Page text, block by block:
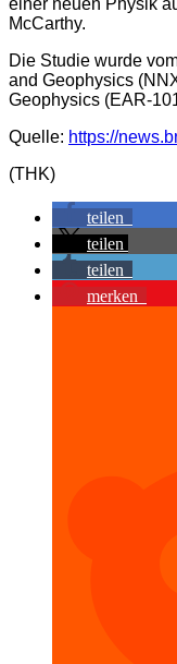
einer neuen Physik
McCarthy.
Die Studie wurde
and Geophysics
Geophysics (EAR-
Quelle: https://
(THK)
teilen
teilen
teilen
merken